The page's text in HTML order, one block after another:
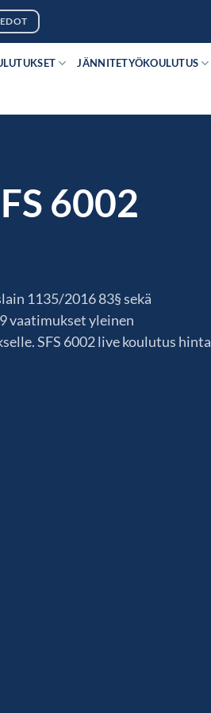
JÄNNITETYÖKOULUTUS
6002
1135/2016 83§ sekä
vaatimukset yleinen
SFS 6002 live koulutus hinta